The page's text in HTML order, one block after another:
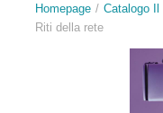
Homepage Catalogo
Riti della rete